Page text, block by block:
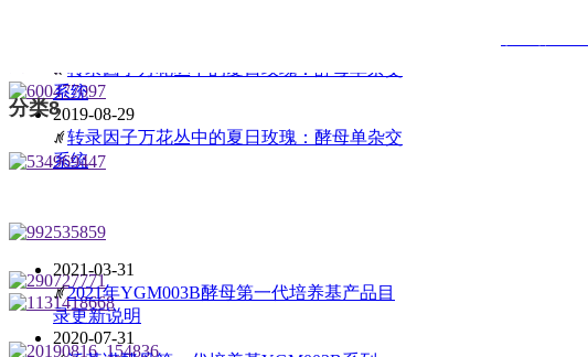
ꄅ 转录因子万花丛中的夏日玫瑰：酵母单杂交
系统
2019-08-29
ꄅ 转录因子万花丛中的夏日玫瑰：酵母单杂交
系统
分类8
2021-03-31
ꄅ 2021年YGM003B酵母第一代培养基产品目
录更新说明
2020-07-31